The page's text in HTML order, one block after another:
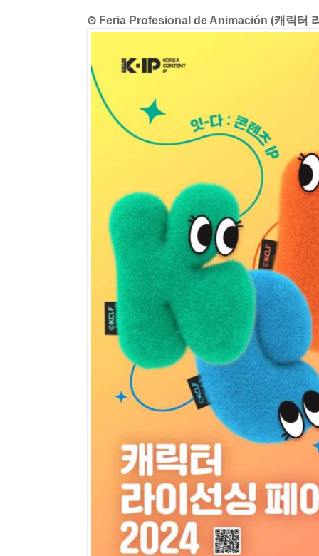
⊙ Feria Profesional de Animación (캐릭터